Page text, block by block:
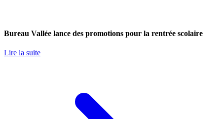
Bureau Vallée lance des promotions pour la rentrée scolaire
Lire la suite